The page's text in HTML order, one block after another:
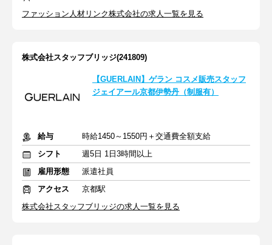
ファッション人材リンク株式会社の求人一覧を見る
株式会社スタッフブリッジ(241809)
【GUERLAIN】ゲラン コスメ販売スタッフ
ジェイアール京都伊勢丹（制服有）
給与
時給1450～1550円＋交通費全額支給
シフト
週5日 1日3時間以上
雇用形態
派遣社員
アクセス
京都駅
株式会社スタッフブリッジの求人一覧を見る